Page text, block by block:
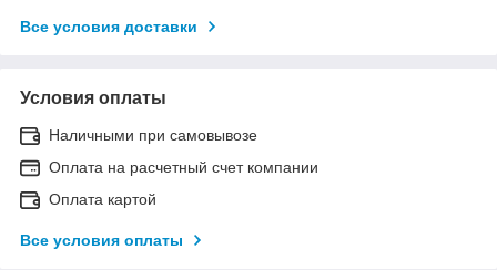
Все условия доставки
Условия оплаты
Наличными при самовывозе
Оплата на расчетный счет компании
Оплата картой
Все условия оплаты